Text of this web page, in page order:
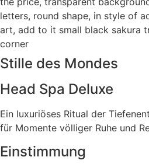
Stille des Mondes
Head Spa Deluxe
Ein luxuriöses Ritual der
für Momente völliger Ruhe und
Einstimmung